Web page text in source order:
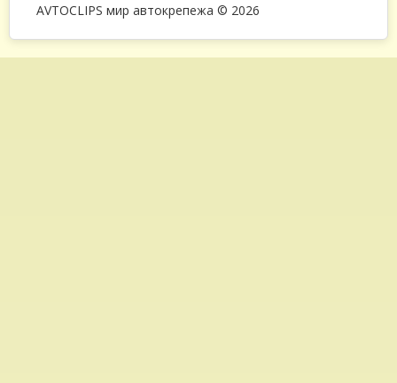
AVTOCLIPS мир автокрепежа © 2026